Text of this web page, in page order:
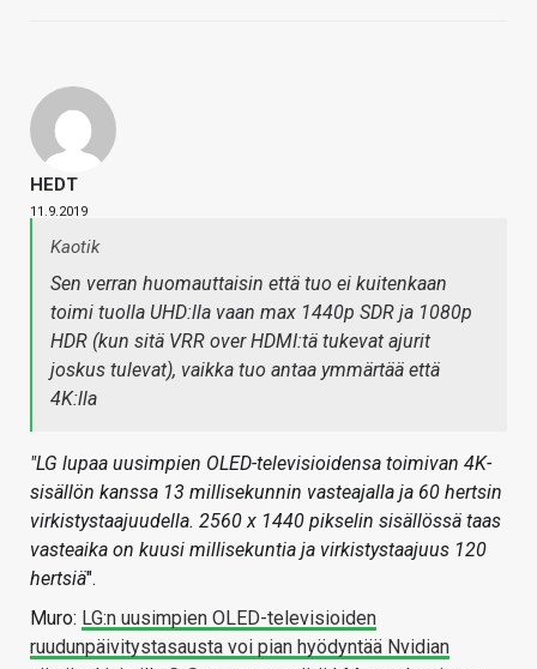
HEDT
11.9.2019
Kaotik
Sen verran huomauttaisin että tuo ei kuitenkaan
toimi tuolla UHD:lla vaan max 1440p SDR ja 1080p
HDR (kun sitä VRR over HDMI:tä tukevat ajurit
joskus tulevat), vaikka tuo antaa ymmärtää että
4K:lla
"LG lupaa uusimpien OLED-televisioidensa toimivan 4K-
sisällön kanssa 13 millisekunnin vasteajalla ja 60 hertsin
virkistystaajuudella. 2560 x 1440 pikselin sisällössä taas
vasteaika on kuusi millisekuntia ja virkistystaajuus 120
hertsiä".
Muro: LG:n uusimpien OLED-televisioiden
ruudunpäivitystasausta voi pian hyödyntää Nvidian